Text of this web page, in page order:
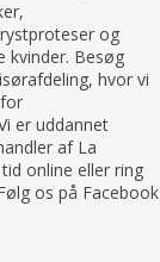
og
Besøg
hvor vi
er uddannet
af La
online eller ring
os på Facebook